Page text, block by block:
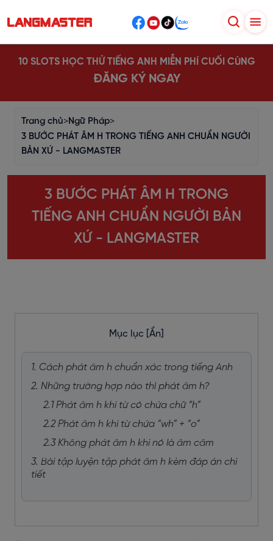
10 SLOTS HỌC THỬ TIẾNG ANH MIỄN PHÍ CUỐI CÙNG
ĐĂNG KÝ NGAY
Trang chủ>Ngữ Pháp>
3 BƯỚC PHÁT ÂM H TRONG TIẾNG ANH CHUẨN NGƯỜI
BẢN XỨ - LANGMASTER
3 BƯỚC PHÁT ÂM H TRONG
TIẾNG ANH CHUẨN NGƯỜI BẢN
XỨ - LANGMASTER
Mục lục [Ẩn]
1. Cách phát âm h chuẩn xác trong tiếng Anh
2. Những trường hợp nào thì phát âm h?
2.1 Phát âm h khi từ có chứa chữ “h”
2.2 Phát âm h khi từ chứa “wh” + “o”
2.3 Không phát âm h khi nó là âm câm
3. Bài tập luyện tập phát âm h kèm đáp án chi
tiết